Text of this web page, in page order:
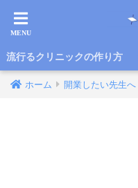
流行るクリニックの作り方
ホーム 開業したい先生へ